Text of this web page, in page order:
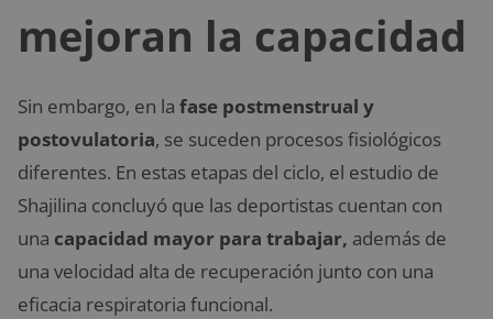
mejoran la capacidad
Sin embargo, en la fase postmenstrual y
postovulatoria, se suceden procesos fisiológicos
diferentes. En estas etapas del ciclo, el estudio de
Shajilina concluyó que las deportistas cuentan con
una capacidad mayor para trabajar, además de
una velocidad alta de recuperación junto con una
eficacia respiratoria funcional.